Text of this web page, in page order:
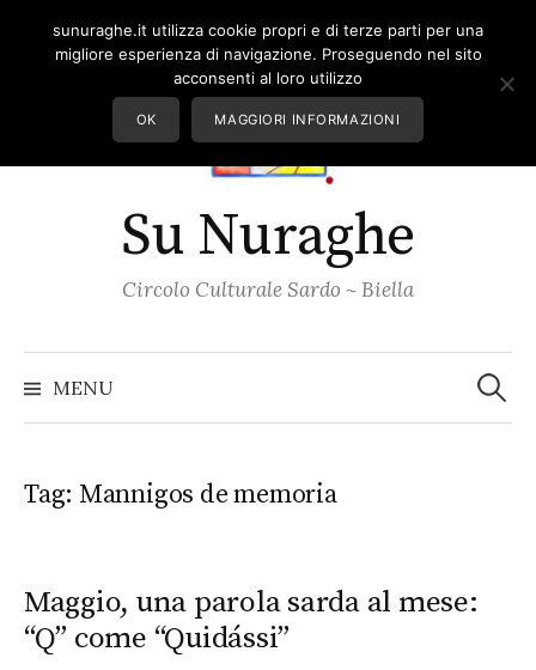
Su Nuraghe
Circolo Culturale Sardo ~ Biella
MENU per:
Tag: Mannigos de memoria
Maggio, una parola sarda al mese:
“Q” come “Quidássi”
sunuraghe.it utilizza cookie propri e di terze parti per una
migliore esperienza di navigazione. Proseguendo nel sito
acconsenti al loro utilizzo
OK MAGGIORI INFORMAZIONI